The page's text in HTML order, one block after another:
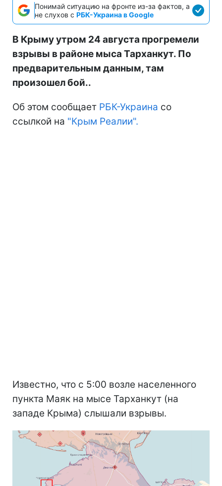
Понимай ситуацию на фронте из-за фактов, а
не слухов с РБК-Украина в Google
В Крыму утром 24 августа прогремели
взрывы в районе мыса Тарханкут. По
предварительным данным, там
произошел бой..
Об этом сообщает РБК-Украина со
ссылкой на "Крым Реалии".
Известно, что с 5:00 возле населенного
пункта Маяк на мысе Тарханкут (на
западе Крыма) слышали взрывы.